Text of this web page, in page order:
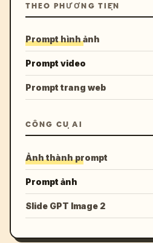
THEO PHƯƠNG TIỆN
Prompt hình ảnh
Prompt video
Prompt trang web
CÔNG CỤ AI
Ảnh thành prompt
Prompt ảnh
Slide GPT Image 2